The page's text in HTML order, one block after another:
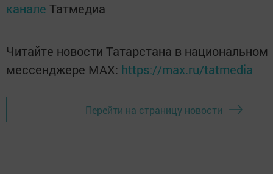
канале Татмедиа
Читайте новости Татарстана в национальном
мессенджере MАХ: https://max.ru/tatmedia
Перейти на страницу новости